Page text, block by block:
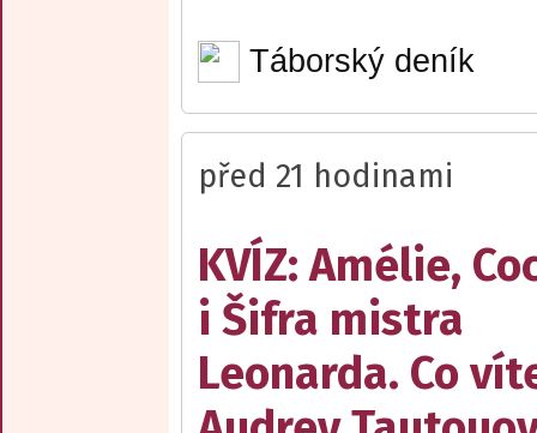
Táborský deník
před 21 hodinami
KVÍZ: Amélie,
i Šifra mistra
Leonarda. Co